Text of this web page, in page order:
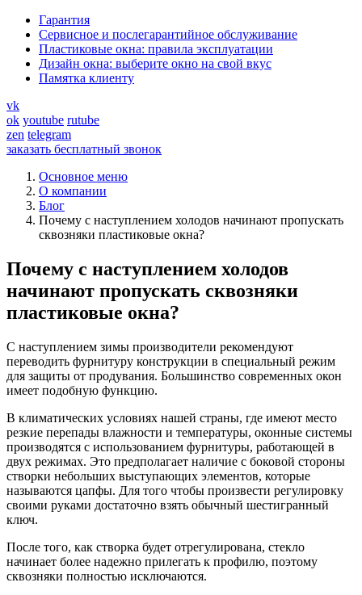
Гарантия
Cервисное и послегарантийное обслуживание
Пластиковые окна: правила эксплуатации
Дизайн окна: выберите окно на свой вкус
Памятка клиенту
vk
ok youtube rutube
zen telegram
заказать бесплатный звонок
Основное меню
О компании
Блог
Почему с наступлением холодов начинают пропускать
сквозняки пластиковые окна?
Почему с наступлением холодов
начинают пропускать сквозняки
пластиковые окна?
С наступлением зимы производители рекомендуют
переводить фурнитуру конструкции в специальный режим
для защиты от продувания. Большинство современных окон
имеет подобную функцию.
В климатических условиях нашей страны, где имеют место
резкие перепады влажности и температуры, оконные системы
производятся с использованием фурнитуры, работающей в
двух режимах. Это предполагает наличие с боковой стороны
створки небольших выступающих элементов, которые
называются цапфы. Для того чтобы произвести регулировку
своими руками достаточно взять обычный шестигранный
ключ.
После того, как створка будет отрегулирована, стекло
начинает более надежно прилегать к профилю, поэтому
сквозняки полностью исключаются.